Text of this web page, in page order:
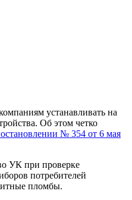
устанавливать на
Об этом четко
№ 354 от 6 мая
УК при проверке
потребителей
пломбы.